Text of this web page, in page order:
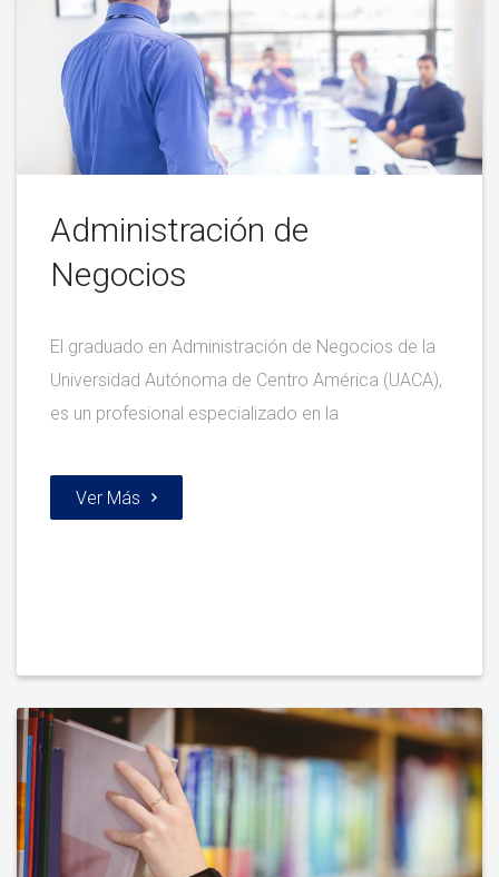
Administración de
Negocios
El graduado en Administración de Negocios de la
Universidad Autónoma de Centro América (UACA),
es un profesional especializado en la
Ver Más